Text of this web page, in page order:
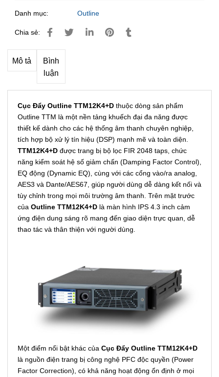
Danh mục: Outline
Chia sẻ:
Mô tả
Bình
luận
Cục Đẩy Outline TTM12K4+D thuộc dòng sản phẩm
Outline TTM là một nền tảng khuếch đại đa năng được
thiết kế dành cho các hệ thống âm thanh chuyên nghiệp,
tích hợp bộ xử lý tín hiệu (DSP) mạnh mẽ và toàn diện.
TTM12K4+D được trang bị bộ lọc FIR 2048 taps, chức
năng kiểm soát hệ số giảm chấn (Damping Factor Control),
EQ động (Dynamic EQ), cùng với các cổng vào/ra analog,
AES3 và Dante/AES67, giúp người dùng dễ dàng kết nối và
tùy chỉnh trong mọi môi trường âm thanh. Trên mặt trước
của Outline TTM12K4+D là màn hình IPS 4.3 inch cảm
ứng điện dung sáng rõ mang đến giao diện trực quan, dễ
thao tác và thân thiện với người dùng.
Một điểm nổi bật khác của Cục Đẩy Outline TTM12K4+D
là nguồn điện trang bị công nghệ PFC độc quyền (Power
Factor Correction), có khả năng hoạt động ổn định ở mọi